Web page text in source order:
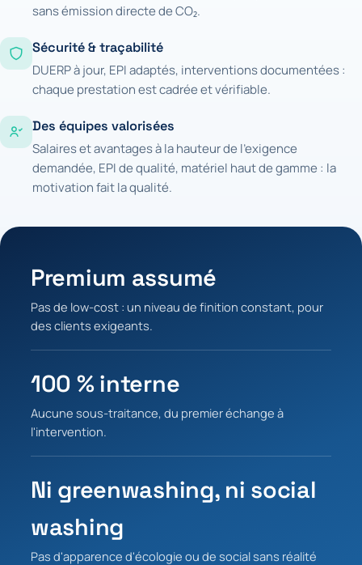
sans émission directe de CO₂.
Sécurité & traçabilité
DUERP à jour, EPI adaptés, interventions documentées :
chaque prestation est cadrée et vérifiable.
Des équipes valorisées
Salaires et avantages à la hauteur de l'exigence
demandée, EPI de qualité, matériel haut de gamme : la
motivation fait la qualité.
Premium assumé
Pas de low-cost : un niveau de finition constant, pour
des clients exigeants.
100 % interne
Aucune sous-traitance, du premier échange à
l'intervention.
Ni greenwashing, ni social
washing
Pas d'apparence d'écologie ou de social sans réalité